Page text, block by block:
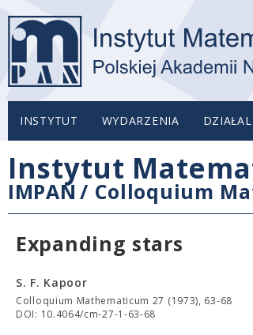
INSTYTUT WYDARZENIA
Instytut
IMPAN / Colloquium
Expanding stars
S. F. Kapoor
Colloquium Mathematicum 27 (1973), 63-68
DOI: 10.4064/cm-27-1-63-68